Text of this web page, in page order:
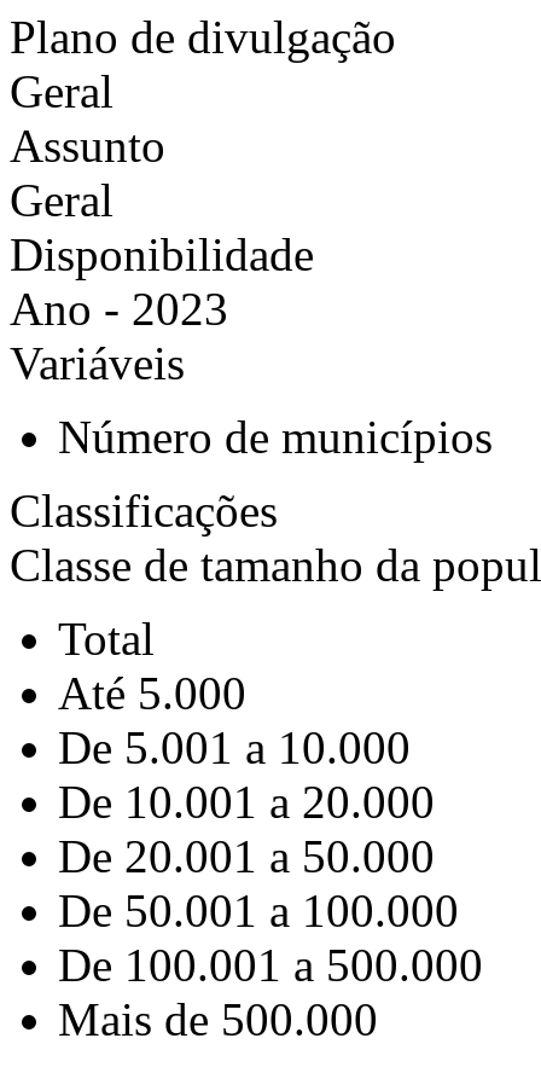
Plano de divulgação
Geral
Assunto
Geral
Disponibilidade
Ano - 2023
Variáveis
Número de municípios
Classificações
Classe de tamanho da
Total
Até 5.000
De 5.001 a 10.000
De 10.001 a 20.000
De 20.001 a 50.000
De 50.001 a 100.000
De 100.001 a 500.000
Mais de 500.000